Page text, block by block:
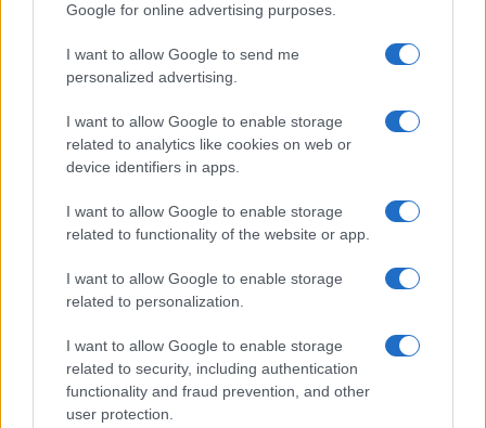
Google for online advertising purposes.
I want to allow Google to send me
personalized advertising.
I want to allow Google to enable storage
related to analytics like cookies on web or
device identifiers in apps.
I want to allow Google to enable storage
related to functionality of the website or app.
I want to allow Google to enable storage
related to personalization.
I want to allow Google to enable storage
related to security, including authentication
functionality and fraud prevention, and other
user protection.
ΔΙΕΘΝΗ
Ιράν: Εκατοντάδες χιλιάδες πολίτες στην
λαϊκό προσκύνημα η σορός
τις τελετές σε μια επίδειξη εσωτερικής
συνοχής και πολιτικής ισχύος, στέλνοντας
παράλληλα μήνυμα προς τις ΗΠΑ, το Ισραήλ
και τους δυτικούς συμμάχους τους.